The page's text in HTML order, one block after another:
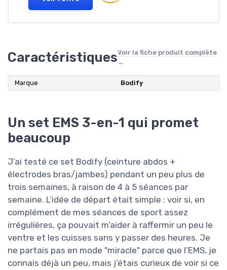
CaractéristiquesVoir la fiche produit complète
→
Marque ‎Bodify
Un set EMS 3-en-1 qui promet
beaucoup
J’ai testé ce set Bodify (ceinture abdos +
électrodes bras/jambes) pendant un peu plus de
trois semaines, à raison de 4 à 5 séances par
semaine. L’idée de départ était simple : voir si, en
complément de mes séances de sport assez
irrégulières, ça pouvait m’aider à raffermir un peu le
ventre et les cuisses sans y passer des heures. Je
ne partais pas en mode "miracle" parce que l’EMS, je
connais déjà un peu, mais j’étais curieux de voir si ce